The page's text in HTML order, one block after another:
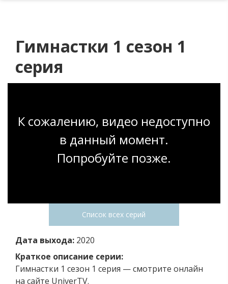
Гимнастки 1 сезон 1
серия
К сожалению, видео недоступно
в данный момент.
Попробуйте позже.
Список всех серий
Дата выхода: 2020
Краткое описание серии:
Гимнастки 1 сезон 1 серия — смотрите онлайн
на сайте UniverTV.